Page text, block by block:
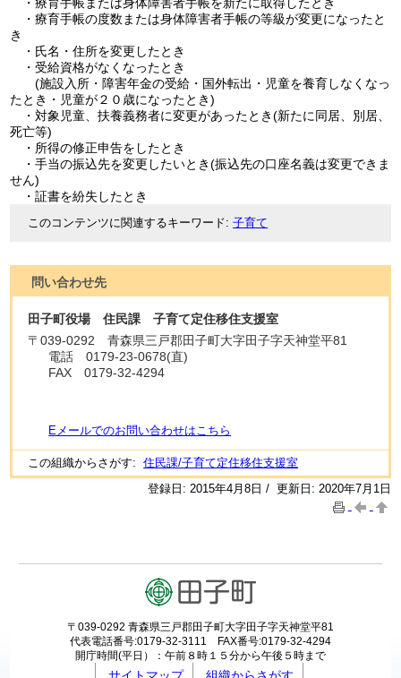
・療育手帳または身体障害者手帳を新たに取得したとき
・療育手帳の度数または身体障害者手帳の等級が変更になったと
き
・氏名・住所を変更したとき
・受給資格がなくなったとき
(施設入所・障害年金の受給・国外転出・児童を養育しなくなっ
たとき・児童が２０歳になったとき)
・対象児童、扶養義務者に変更があったとき(新たに同居、別居、
死亡等)
・所得の修正申告をしたとき
・手当の振込先を変更したいとき(振込先の口座名義は変更できま
せん)
・証書を紛失したとき
このコンテンツに関連するキーワード 子育て
問い合わせ先
田子町役場 住民課 子育て定住移住支援室
〒039-0292
青森県三戸郡田子町大字田子字天神堂平81
電話0179-23-0678(直)
FAX0179-32-4294
Eメールでのお問い合わせはこちら
この組織からさがす:住民課/子育て定住移住支援室
登録日: 2015年4月8日 / 更新日: 2020年7月1日
〒039-0292 青森県三戸郡田子町大字田子字天神堂平81
代表電話番号:0179-32-3111 FAX番号:0179-32-4294
開庁時間(平日）：午前８時１５分から午後５時まで